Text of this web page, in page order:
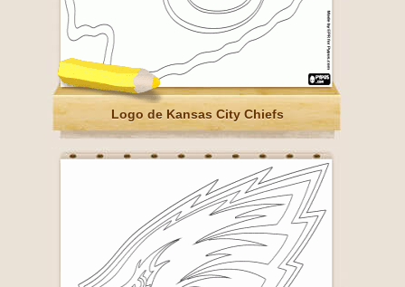
Logo de Kansas City Chiefs